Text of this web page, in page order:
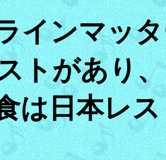
インマッ
トがあり
レスト